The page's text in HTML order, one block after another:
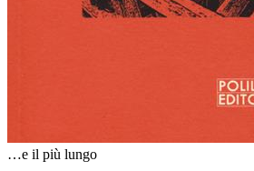
…e il più lungo